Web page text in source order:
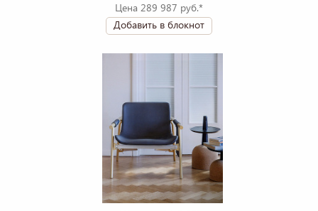
Цена 289 987 руб.*
Добавить в блокнот